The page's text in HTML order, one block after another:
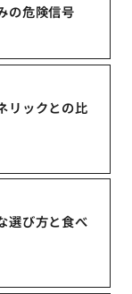
の危険信号
リックとの比
選び方と食べ